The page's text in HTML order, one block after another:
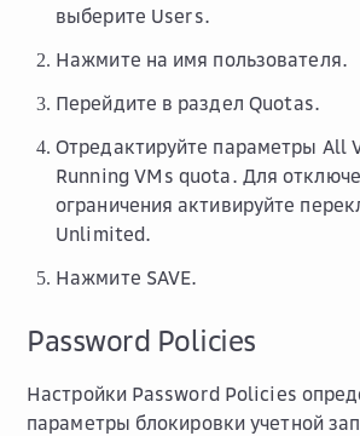
выберите Users.
Нажмите на имя пользователя.
Перейдите в раздел Quotas.
Отредактируйте параметры All
Running VMs quota. Для
ограничения активируйте
Unlimited.
Нажмите SAVE.
Password Policies
Настройки Password Policies
параметры блокировки учетной